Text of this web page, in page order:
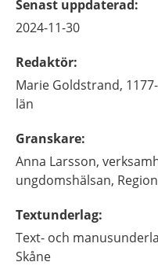
Senast uppdaterad:
2024-11-30
Redaktör:
Marie Goldstrand,
län
Granskare:
Anna Larsson,
ungdomshälsan,
Textunderlag:
Text- och
Skåne